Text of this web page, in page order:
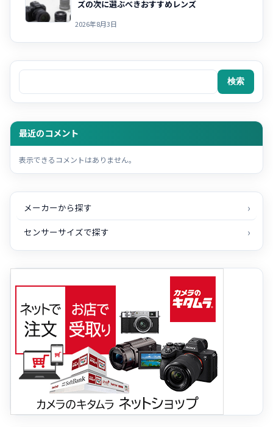
ズの次に選ぶべきおすすめレンズ
2026年8月3日
検索
検索
最近のコメント
表示できるコメントはありません。
メーカーから探す
センサーサイズで探す